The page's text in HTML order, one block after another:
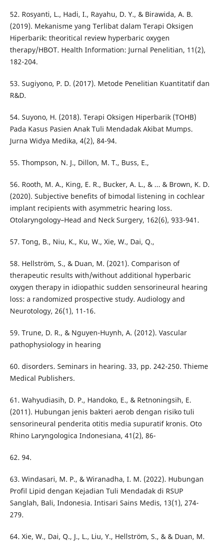
52. Rosyanti, L., Hadi, I., Rayahu, D. Y., & Birawida, A. B.
(2019). Mekanisme yang Terlibat dalam Terapi Oksigen
Hiperbarik: theoritical review hyperbaric oxygen
therapy/HBOT. Health Information: Jurnal Penelitian, 11(2),
182-204.
53. Sugiyono, P. D. (2017). Metode Penelitian Kuantitatif dan
R&D.
54. Suyono, H. (2018). Terapi Oksigen Hiperbarik (TOHB)
Pada Kasus Pasien Anak Tuli Mendadak Akibat Mumps.
Jurna Widya Medika, 4(2), 84-94.
55. Thompson, N. J., Dillon, M. T., Buss, E.,
56. Rooth, M. A., King, E. R., Bucker, A. L., & ... & Brown, K. D.
(2020). Subjective benefits of bimodal listening in cochlear
implant recipients with asymmetric hearing loss.
Otolaryngology–Head and Neck Surgery, 162(6), 933-941.
57. Tong, B., Niu, K., Ku, W., Xie, W., Dai, Q.,
58. Hellström, S., & Duan, M. (2021). Comparison of
therapeutic results with/without additional hyperbaric
oxygen therapy in idiopathic sudden sensorineural hearing
loss: a randomized prospective study. Audiology and
Neurotology, 26(1), 11-16.
59. Trune, D. R., & Nguyen-Huynh, A. (2012). Vascular
pathophysiology in hearing
60. disorders. Seminars in hearing. 33, pp. 242-250. Thieme
Medical Publishers.
61. Wahyudiasih, D. P., Handoko, E., & Retnoningsih, E.
(2011). Hubungan jenis bakteri aerob dengan risiko tuli
sensorineural penderita otitis media supuratif kronis. Oto
Rhino Laryngologica Indonesiana, 41(2), 86-
62. 94.
63. Windasari, M. P., & Wiranadha, I. M. (2022). Hubungan
Profil Lipid dengan Kejadian Tuli Mendadak di RSUP
Sanglah, Bali, Indonesia. Intisari Sains Medis, 13(1), 274-
279.
64. Xie, W., Dai, Q., J., L., Liu, Y., Hellström, S., & & Duan, M.